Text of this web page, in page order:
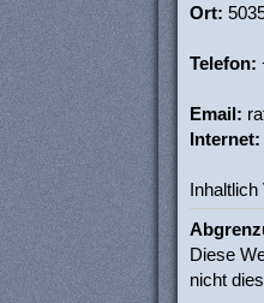
Ort:
Telefon:
Email:
Internet:
Diese
nicht